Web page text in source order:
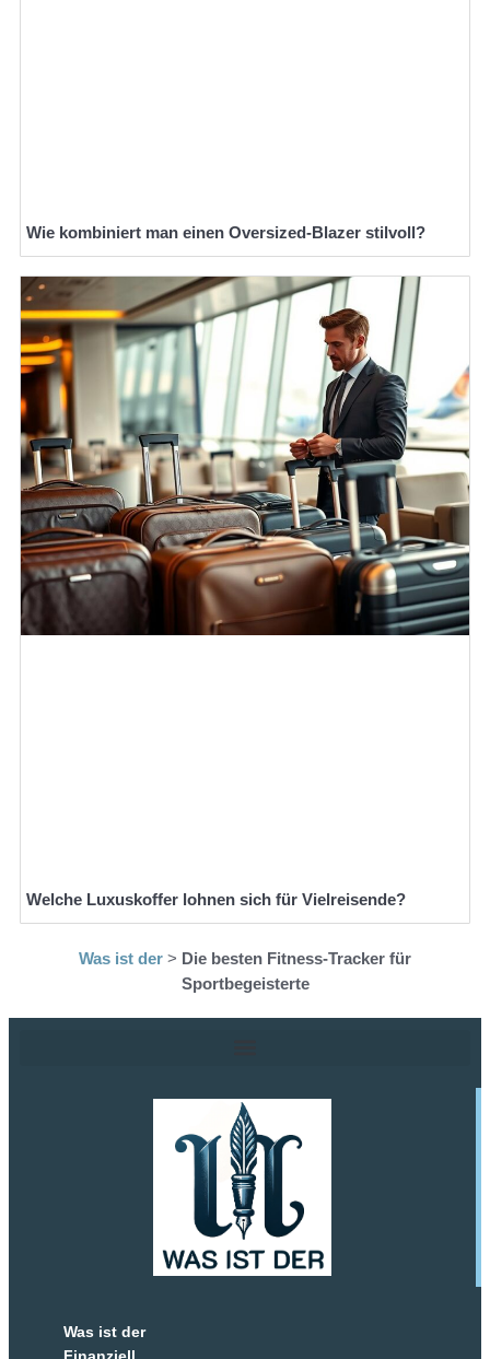
Wie kombiniert man einen Oversized-Blazer stilvoll?
Welche Luxuskoffer lohnen sich für Vielreisende?
Was ist der > Die besten Fitness-Tracker für
Sportbegeisterte
Was ist der